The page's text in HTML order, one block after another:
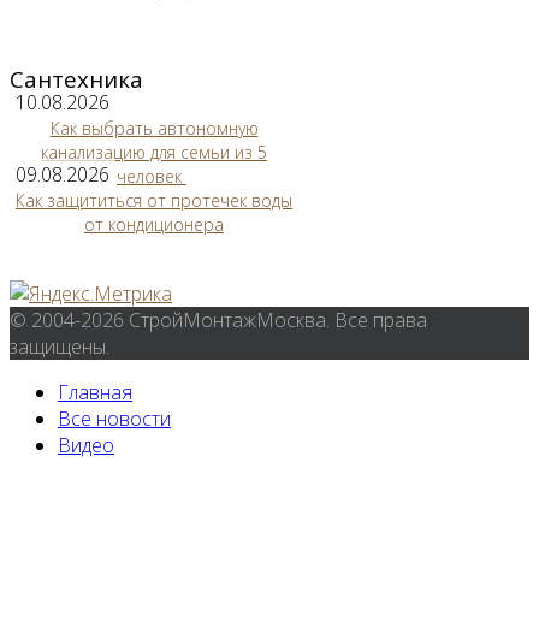
Сантехника
10.08.2026
Как выбрать автономную
канализацию для семьи из 5
человек
09.08.2026
Как защититься от протечек воды
от кондиционера
© 2004-2026 СтройМонтажМосква. Все права
защищены.
Главная
Все новости
Видео